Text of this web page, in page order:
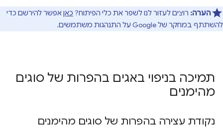
הערה: רוצים לעזור לנו לשפר את כלי הפיתוח? כאןאפשר להירשם כדי
להשתתף במחקר של Google על התנהגות משתמשים.
תמיכה בניפוי באגים בהפרות של סוגים
מהימנים
נקודת עצירה בהפרות של סוגים מהימנים